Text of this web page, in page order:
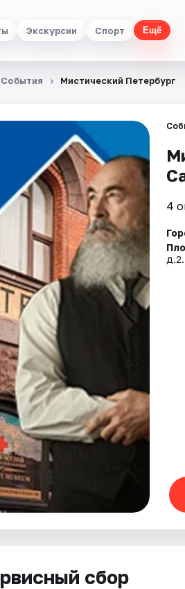
Экскурсии Спорт Ещё
События Мистический Петербург
4
сбор